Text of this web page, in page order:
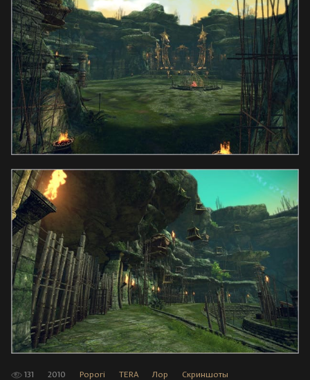
131 2010 Popori TERA Лор Скриншоты